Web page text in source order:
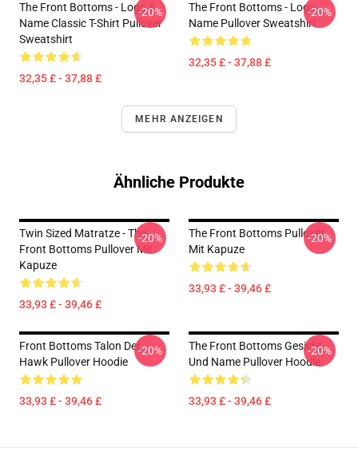
The Front Bottoms - Logo &
Name Classic T-Shirt Pullover
Sweatshirt
32,35 £ - 37,88 £
-20%
The Front Bottoms - Logo
Name Pullover Sweatshirt
32,35 £ - 37,88 £
-20%
MEHR ANZEIGEN
Ähnliche Produkte
Twin Sized Matratze - The
Front Bottoms Pullover Mit
Kapuze
33,93 £ - 39,46 £
-20%
The Front Bottoms Pullover
Mit Kapuze
33,93 £ - 39,46 £
-20%
Front Bottoms Talon Der
Hawk Pullover Hoodie
33,93 £ - 39,46 £
-20%
The Front Bottoms Gesicht
Und Name Pullover Hoodie
33,93 £ - 39,46 £
-20%